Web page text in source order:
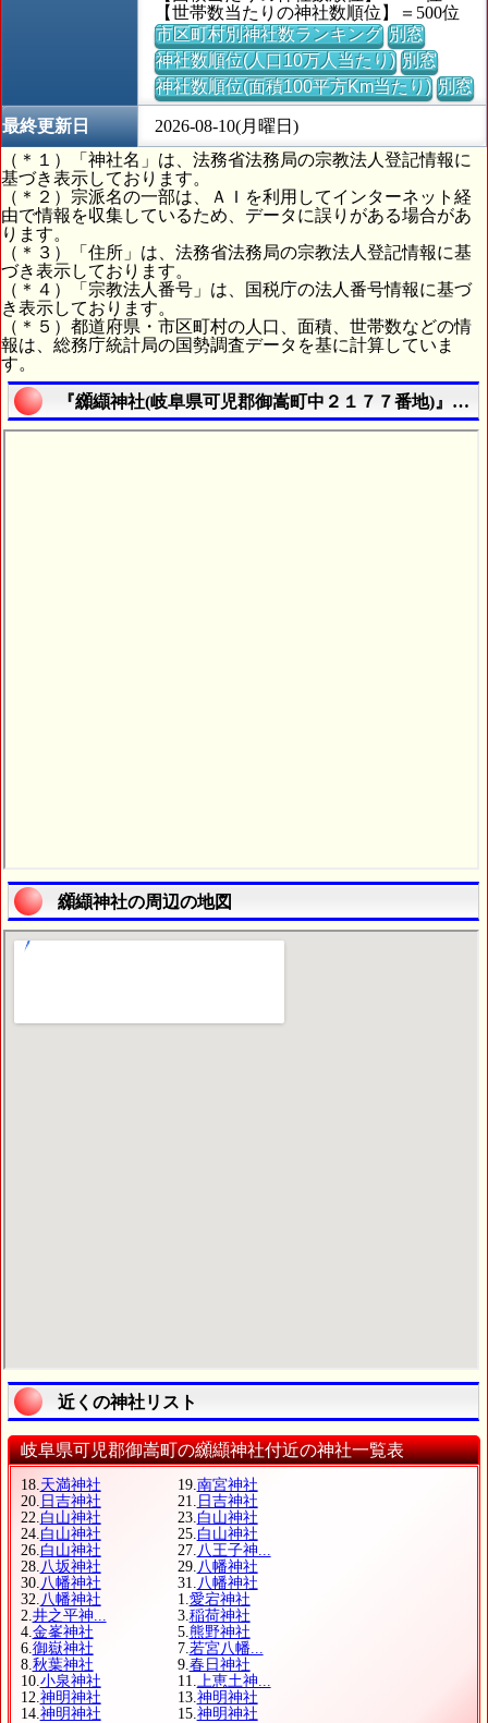
【世帯数当たりの神社数順位】＝500位
市区町村別神社数ランキング 別窓
神社数順位(人口10万人当たり) 別窓
神社数順位(面積100平方Km当たり) 別窓
最終更新日
2026-08-10(月曜日)
（＊１）「神社名」は、法務省法務局の宗教法人登記情報に
基づき表示しております。
（＊２）宗派名の一部は、ＡＩを利用してインターネット経
由で情報を収集しているため、データに誤りがある場合があ
ります。
（＊３）「住所」は、法務省法務局の宗教法人登記情報に基
づき表示しております。
（＊４）「宗教法人番号」は、国税庁の法人番号情報に基づ
き表示しております。
（＊５）都道府県・市区町村の人口、面積、世帯数などの情
報は、総務庁統計局の国勢調査データを基に計算していま
す。
『纐纈神社(岐阜県可児郡御嵩町中２１７７番地)』の
纐纈神社の周辺の地図
近くの神社リスト
岐阜県可児郡御嵩町の纐纈神社付近の神社一覧表
18. 天満神社 19. 南宮神社
20. 日吉神社 21. 日吉神社
22. 白山神社 23. 白山神社
24. 白山神社 25. 白山神社
26. 白山神社 27. 八王子神...
28. 八坂神社 29. 八幡神社
30. 八幡神社 31. 八幡神社
32. 八幡神社 1. 愛宕神社
2. 井之平神... 3. 稲荷神社
4. 金峯神社 5. 熊野神社
6. 御嶽神社 7. 若宮八幡...
8. 秋葉神社 9. 春日神社
10. 小泉神社 11.
上恵土神...
12. 神明神社 13. 神明神社
14. 神明神社 15. 神明神社